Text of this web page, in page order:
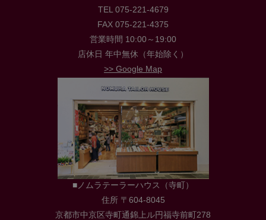
TEL 075-221-4679
FAX 075-221-4375
営業時間 10:00～19:00
店休日 年中無休（年始除く）
>> Google Map
■ノムラテーラーハウス（寺町）
住所 〒604-8045
京都市中京区寺町通錦上ル円福寺前町278